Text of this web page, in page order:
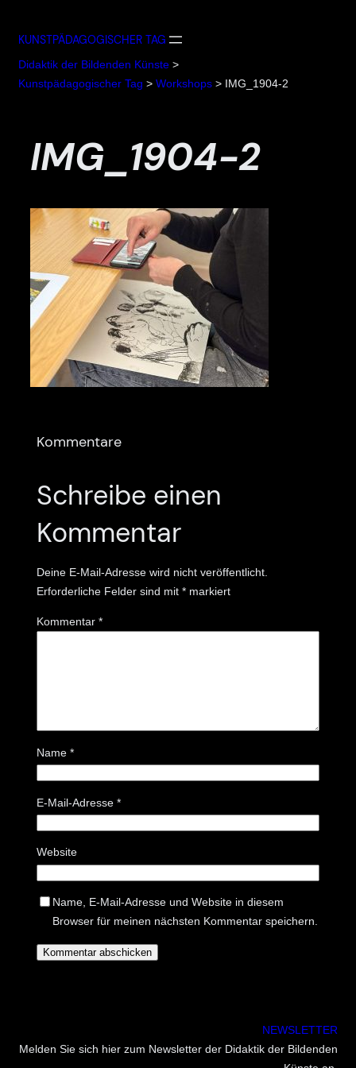
Inhalt
KUNSTPÄDAGOGISCHER TAG
Didaktik der Bildenden Künste >
Kunstpädagogischer Tag > Workshops > IMG_1904-2
IMG_1904-2
Kommentare
Schreibe einen
Kommentar
Deine E-Mail-Adresse wird nicht veröffentlicht.
Erforderliche Felder sind mit * markiert
Kommentar *
Name *
E-Mail-Adresse *
Website
Name, E-Mail-Adresse und Website in diesem
Browser für meinen nächsten Kommentar speichern.
NEWSLETTER
Melden Sie sich hier zum Newsletter der Didaktik der Bildenden